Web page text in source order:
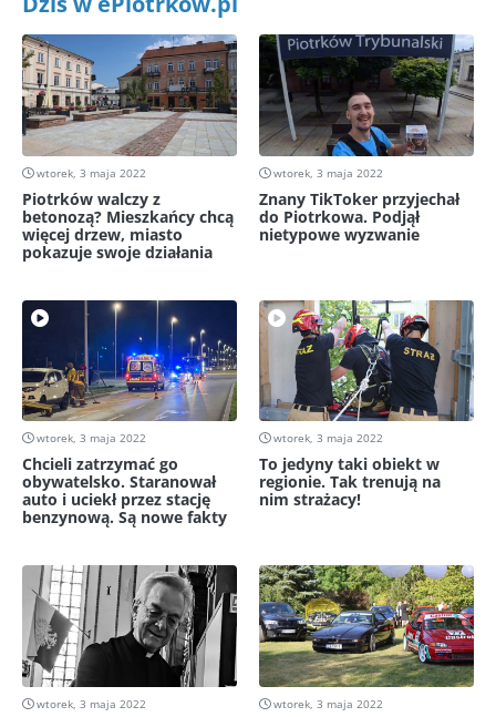
wtorek, 3 maja 2022
Piotrków walczy z
betonozą? Mieszkańcy chcą
więcej drzew, miasto
pokazuje swoje działania
wtorek, 3 maja 2022
Znany TikToker przyjechał
do Piotrkowa. Podjął
nietypowe wyzwanie
wtorek, 3 maja 2022
Chcieli zatrzymać go
obywatelsko. Staranował
auto i uciekł przez stację
benzynową. Są nowe fakty
wtorek, 3 maja 2022
To jedyny taki obiekt w
regionie. Tak trenują na
nim strażacy!
wtorek, 3 maja 2022 wtorek, 3 maja 2022